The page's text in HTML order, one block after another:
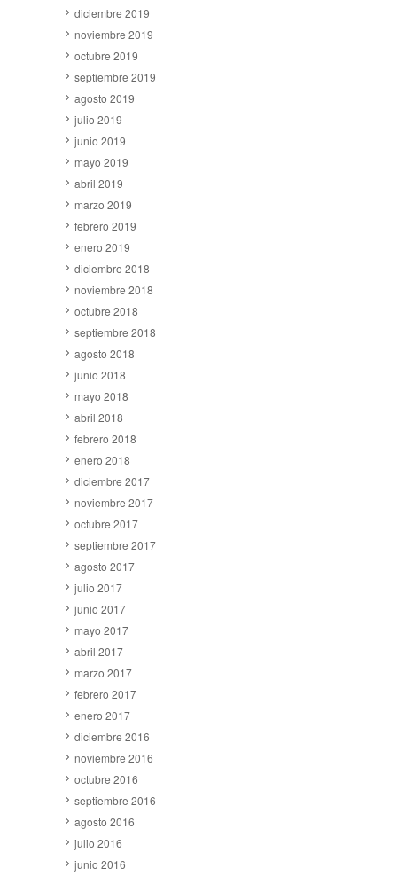
diciembre 2019
noviembre 2019
octubre 2019
septiembre 2019
agosto 2019
julio 2019
junio 2019
mayo 2019
abril 2019
marzo 2019
febrero 2019
enero 2019
diciembre 2018
noviembre 2018
octubre 2018
septiembre 2018
agosto 2018
junio 2018
mayo 2018
abril 2018
febrero 2018
enero 2018
diciembre 2017
noviembre 2017
octubre 2017
septiembre 2017
agosto 2017
julio 2017
junio 2017
mayo 2017
abril 2017
marzo 2017
febrero 2017
enero 2017
diciembre 2016
noviembre 2016
octubre 2016
septiembre 2016
agosto 2016
julio 2016
junio 2016